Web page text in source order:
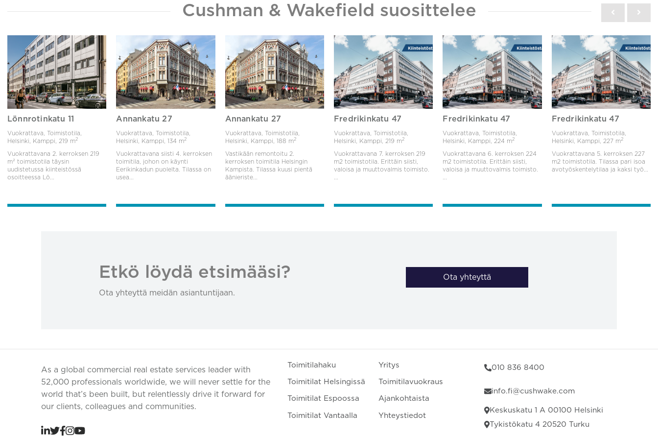
Cushman & Wakefield suosittelee
Lönnrotinkatu 11
Vuokrattava, Toimistotila,
Helsinki, Kamppi, 219 m2
Vuokrattavana 2. kerroksen 219
m² toimistotila täysin
uudistetussa kiinteistössä
osoitteessa Lö...
Annankatu 27
Vuokrattava, Toimistotila,
Helsinki, Kamppi,134 m2
Vuokrattavana siisti 4. kerroksen
toimitila, johon on käynti
Eerikinkadun puolelta. Tilassa on
usea...
Annankatu 27
Vuokrattava, Toimistotila,
Helsinki, Kamppi, 188 m2
Vastikään remontoitu 2.
kerroksen toimitila Helsingin
Kampista. Tilassa kuusi pientä
äänieriste...
Fredrikinkatu 47
Vuokrattava, Toimistotila,
Helsinki, Kamppi, 219 m2
Vuokrattavana 7. kerroksen 219
m2 toimistotila. Erittäin siisti,
valoisa ja muuttovalmis toimisto.
Fredrikinkatu 47
Vuokrattava, Toimistotila,
Helsinki, Kamppi, 224 m2
Vuokrattavana 6. kerroksen 224
m2 toimistotila. Erittäin siisti,
valoisa ja muuttovalmis toimisto.
Fredrikinkatu 47
Vuokrattava, Toimistotila,
Helsinki, Kamppi,
227 m2
Vuokrattavana 5. kerroksen 227
m2 toimistotila. Tilassa pari isoa
avotyöskentelytilaa ja kaksi työ...
Etkö löydä etsimääsi?
Ota yhteyttä meidän asiantuntijaan.
Ota yhteyttä
As a global commercial real estate services leader with
52,000 professionals worldwide, we will never settle for the
world that’s been built, but relentlessly drive it forward for
our clients, colleagues and communities.
Toimitilahaku
Toimitilat Helsingissä
Toimitilat Espoossa
Toimitilat Vantaalla
Yritys
Toimitilavuokraus
Ajankohtaista
Yhteystiedot
010 836 8400
info.fi@cushwake.com
Keskuskatu 1 A 00100 Helsinki
Tykistökatu 4 20520 Turku